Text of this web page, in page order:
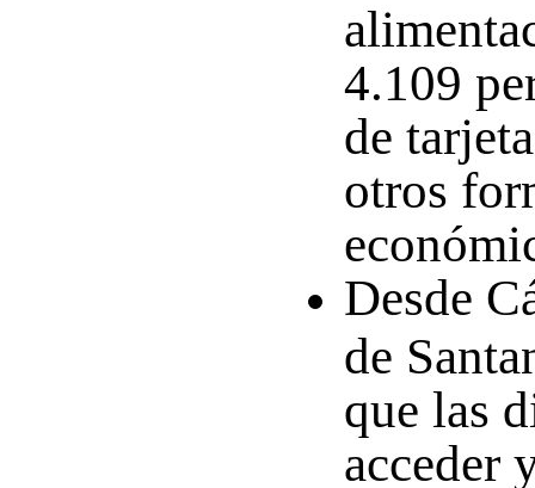
4.109
de
otros
Desde
de
que las
acceder